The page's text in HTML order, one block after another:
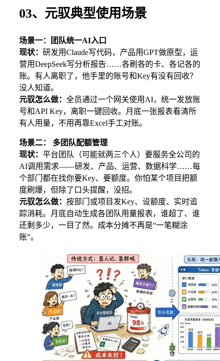
03、元驭典型使用场景
场景一：团队统一AI入口
现状： 研发用Claude写代码，产品用GPT做原型，运
营用DeepSeek写分析报告……各刷各的卡、各记各的
账。有人离职了，他手里的账号和Key有没有回收？
没人知道。
元驭怎么做： 全员通过一个网关使用AI，统一发放账
号和API Key，离职一键回收。月底一张报表看清所
有人用量，不用再靠Excel手工对账。
场景二： 多团队配额管理
现状： 平台团队（可能就两三个人）要服务全公司的
AI调用需求——研发、产品、运营、数据科学……每
个部门都在找你要Key、要额度。你怕某个项目把额
度刷爆，但除了口头提醒，没招。
元驭怎么做： 按部门或项目发Key、设额度、实时追
踪消耗。月底自动生成各团队用量报表，谁超了、谁
还剩多少，一目了然。成本分摊不再是“一笔糊涂
账”。